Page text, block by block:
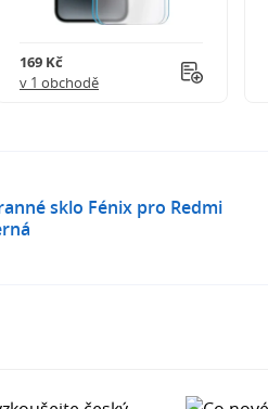
169 Kč
v 1 obchodě
sklo Fénix pro Redmi